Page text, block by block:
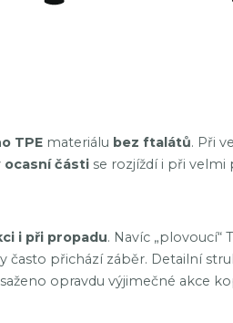
TPE materiálu bez ftalátů. Při
ocasní části se rozjíždí i při
i při propadu. Navíc „plovoucí“
přichází záběr. Detailní
opravdu výjimečné akce